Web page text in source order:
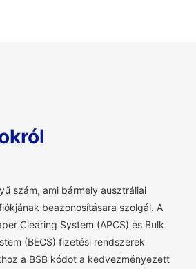
szám, ami bármely ausztráliai
beazonosításara szolgál. A
Clearing System (APCS) és Bulk
(BECS) fizetési rendszerek
a BSB kódot a kedvezményezett